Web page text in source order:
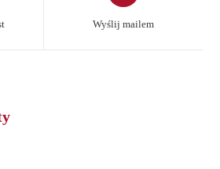
new
Wyślij mailem